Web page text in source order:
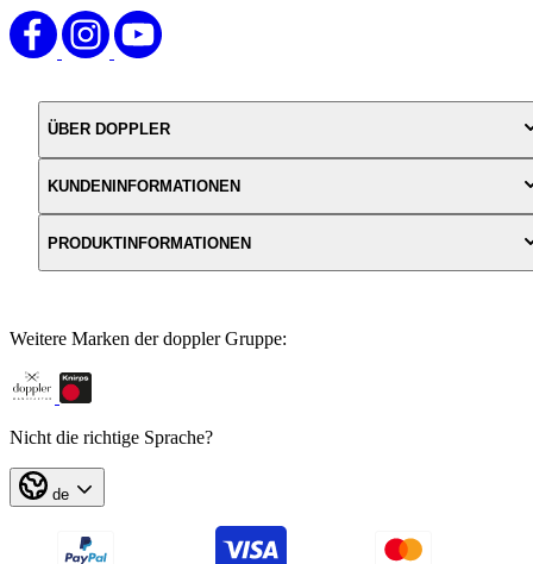
ÜBER DOPPLER
KUNDENINFORMATIONEN
PRODUKTINFORMATIONEN
Weitere Marken der doppler Gruppe:
Nicht die richtige Sprache?
de